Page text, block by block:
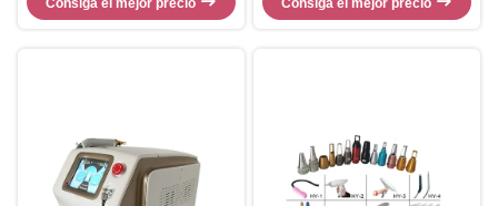
Manipulación con láser Nd Yag
Consiga el mejor precio
1064 de picosecond de la
máquina del retiro del tatuaje del
Consiga el mejor precio